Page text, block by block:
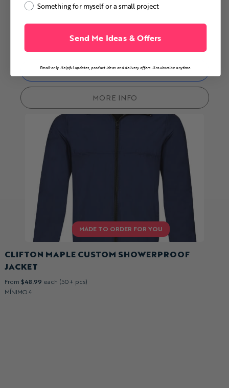
DESIGN & ORDER
MORE INFO
CLIFTON MAPLE CUSTOM SHOWERPROOF
JACKET
From $48.99 each (50+ pcs)
MÍNIMO 4
Something for myself or a small project
Send Me Ideas & Offers
Email-only. Helpful updates, product ideas and delivery offers. Unsubscribe anytime.